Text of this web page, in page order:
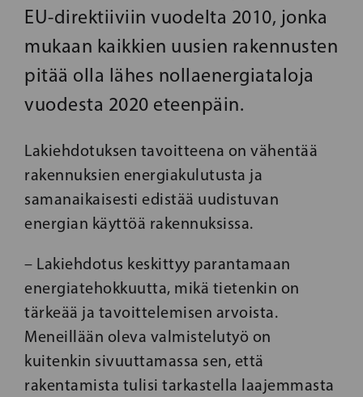
EU-direktiiviin vuodelta 2010, jonka
mukaan kaikkien uusien rakennusten
pitää olla lähes nollaenergiataloja
vuodesta 2020 eteenpäin.
Lakiehdotuksen tavoitteena on vähentää
rakennuksien energiakulutusta ja
samanaikaisesti edistää uudistuvan
energian käyttöä rakennuksissa.
– Lakiehdotus keskittyy parantamaan
energiatehokkuutta, mikä tietenkin on
tärkeää ja tavoittelemisen arvoista.
Meneillään oleva valmistelutyö on
kuitenkin sivuuttamassa sen, että
rakentamista tulisi tarkastella laajemmasta